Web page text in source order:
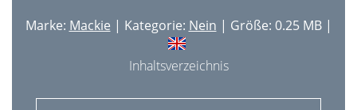
Marke: Mackie | Kategorie: Nein | Größe: 0.25 MB |
Inhaltsverzeichnis